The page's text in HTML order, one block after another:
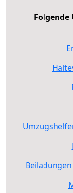
Folgende